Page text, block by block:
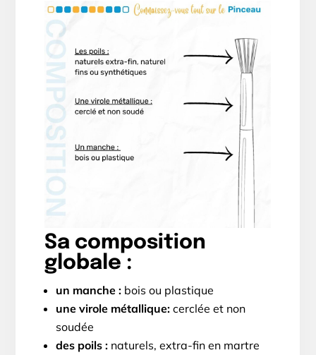
Sa composition
globale :
un manche :bois ou plastique
une virole métallique: cerclée et non
soudée
des poils :naturels, extra-fin en martre